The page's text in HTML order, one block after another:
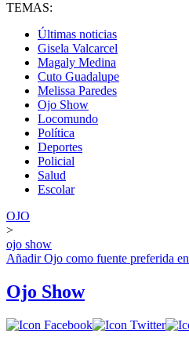
TEMAS:
Últimas noticias
Gisela Valcarcel
Magaly Medina
Cuto Guadalupe
Melissa Paredes
Ojo Show
Locomundo
Política
Deportes
Policial
Salud
Escolar
OJO
>
ojo show
AñadirOjo como fuente preferida en
Ojo Show